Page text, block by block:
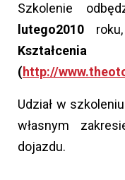
Szkolenie
lutego2010
(http://
Udział w
własnym
dojazdu.